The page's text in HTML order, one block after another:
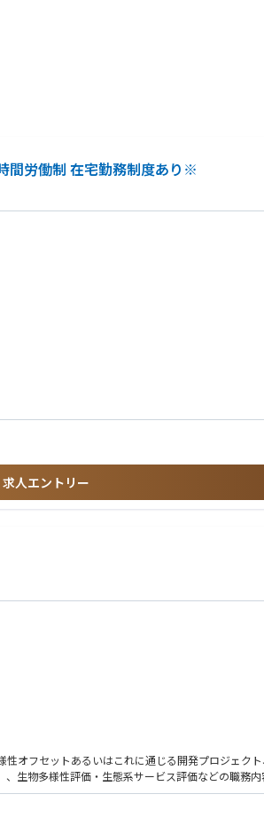
間労働制 在宅勤務制度あり※
とで実務担当者を補佐し、将来的には投資判断支援
も寄与している。
。
います。
います。
、または民間企業などです。そして、その先には
求人エントリー
ットの創出等支援
・技術開発
オフセットあるいはこれに通じる開発プロジェク
生物多様性評価・生態系サービス評価などの職